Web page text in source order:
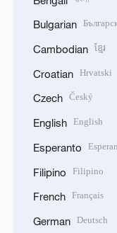
Bulgarian
Cambodian ខ្មែរ
Croatian Hrvatski
Czech Český
English English
Esperanto
Filipino Filipino
French Français
German Deutsch